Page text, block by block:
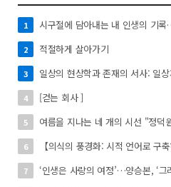
1
2 적절하게 살아가기
3
4 [걷는 회사 ]
5
6
7